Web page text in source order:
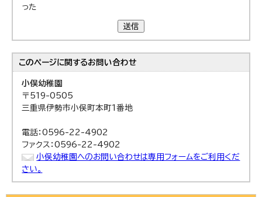
った
送信
このページに関するお問い合わせ
小俣幼稚園
〒519-0505
三重県伊勢市小俣町本町1番地
電話：0596-22-4902
ファクス：0596-22-4902
小俣幼稚園へのお問い合わせは専用フォームをご利用くだ
さい。